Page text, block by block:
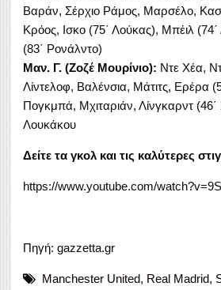
Βαράν, Σέρχιο Ράμος, Μαρσέλο,
Κρόος, Ισκο (75΄ Λούκας), Μπέιλ
(83΄ Ρονάλντο)
Μαν. Γ. (Ζοζέ Μουρίνιο): Ντε Χέα,
Λίντελοφ, Βαλένσια, Μάτιτς, Ερέρα
Πογκμπά, Μχιταριάν, Λίνγκαρντ
Λουκάκου
Δείτε τα γκολ και τις καλύτερες
https://www.youtube.com/
Πηγή: gazzetta.gr
Manchester United, Real Madrid,